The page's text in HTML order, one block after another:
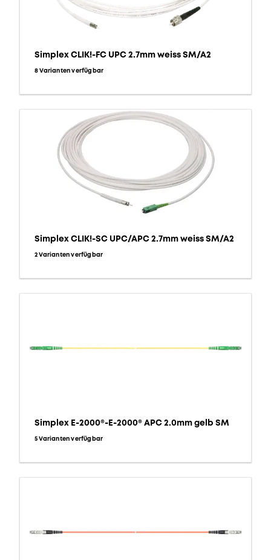
Simplex CLIK!-FC UPC 2.7mm weiss SM/A2
8 Varianten verfügbar
Simplex CLIK!-SC UPC/APC 2.7mm weiss SM/A2
2 Varianten verfügbar
Simplex E-2000®-E-2000® APC 2.0mm gelb SM
5 Varianten verfügbar